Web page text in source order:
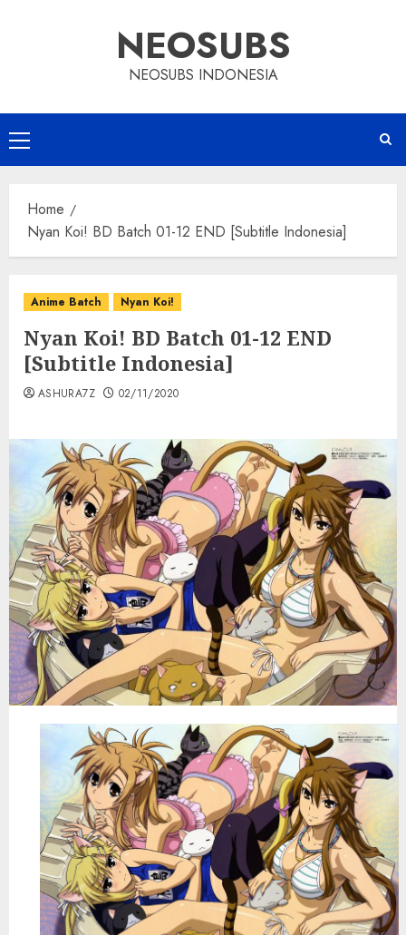
NEOSUBS
NEOSUBS INDONESIA
Primary
Menu
Home
Nyan Koi! BD Batch 01-12 END [Subtitle Indonesia]
Anime Batch Nyan Koi!
Nyan Koi! BD Batch 01-12 END
[Subtitle Indonesia]
ASHURA7Z 02/11/2020